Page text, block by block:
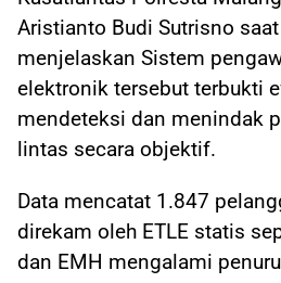
Aristianto Budi Sutrisno
menjelaskan Sistem
elektronik tersebut terbukti
mendeteksi dan menindak
lintas secara objektif.
Data mencatat 1.847
direkam oleh ETLE statis
dan EMH mengalami